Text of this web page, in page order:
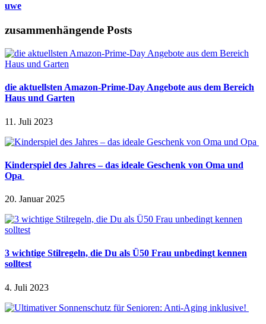
uwe
zusammenhängende Posts
die aktuellsten Amazon-Prime-Day Angebote aus dem Bereich
Haus und Garten
11. Juli 2023
Kinderspiel des Jahres – das ideale Geschenk von Oma und
Opa
20. Januar 2025
3 wichtige Stilregeln, die Du als Ü50 Frau unbedingt kennen
solltest
4. Juli 2023